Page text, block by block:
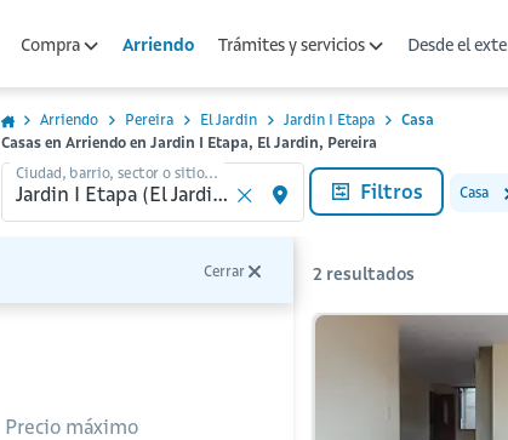
Compra Arriendo Trámites y servicios Desde el
Arriendo Pereira El Jardin Jardin I Etapa
Casa
Casas en Arriendo en Jardin I Etapa, El Jardin, Pereira
Ciudad, barrio, sector o sitio...
Filtros Casa
Cerrar
Precio máximo
2 resultados